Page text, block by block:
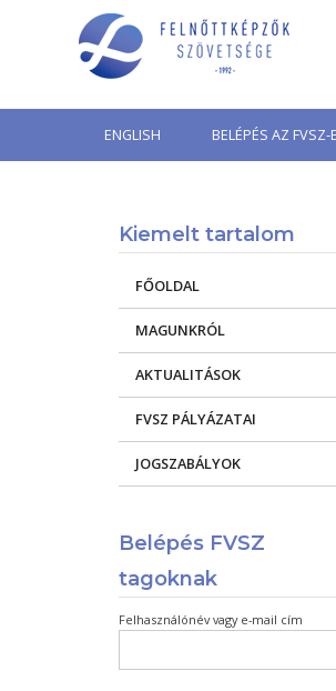
ENGLISH BELÉPÉS AZ FVSZ-
Kiemelt tartalom
FŐOLDAL
MAGUNKRÓL
AKTUALITÁSOK
FVSZ PÁLYÁZATAI
JOGSZABÁLYOK
Belépés FVSZ
tagoknak
Felhasználónév vagy e-mail cím